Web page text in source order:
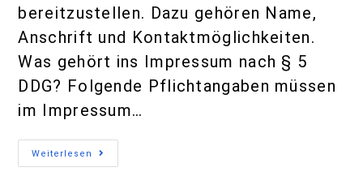
bereitzustellen. Dazu gehören Name,
Anschrift und Kontaktmöglichkeiten.
Was gehört ins Impressum nach § 5
DDG? Folgende Pflichtangaben müssen
im Impressum…
Weiterlesen